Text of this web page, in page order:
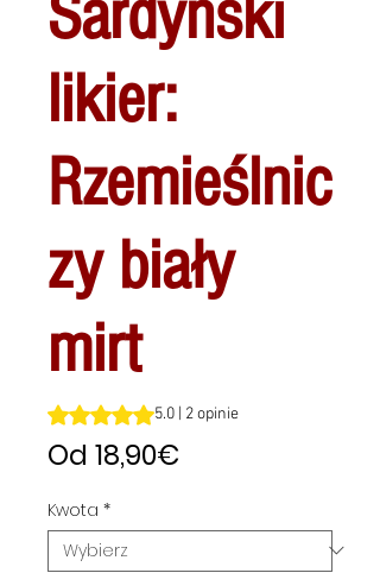
Sardyński
likier:
Rzemieślnic
zy biały
mirt
Ocena to 5.0 na pięć gwiazdek na
5.0 | 2 opinie
Od 18,90€
Kwota *